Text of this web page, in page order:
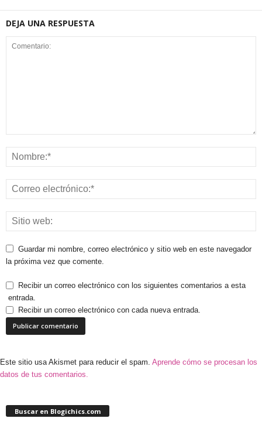
DEJA UNA RESPUESTA
Guardar mi nombre, correo electrónico y sitio web en este navegador
la próxima vez que comente.
Recibir un correo electrónico con los siguientes comentarios a esta
entrada.
Recibir un correo electrónico con cada nueva entrada.
Este sitio usa Akismet para reducir el spam. Aprende cómo se procesan los
datos de tus comentarios.
Buscar en Blogichics.com